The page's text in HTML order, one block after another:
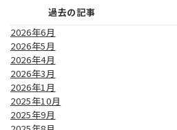
過去の記事
2026年6月
2026年5月
2026年4月
2026年3月
2026年1月
2025年10月
2025年9月